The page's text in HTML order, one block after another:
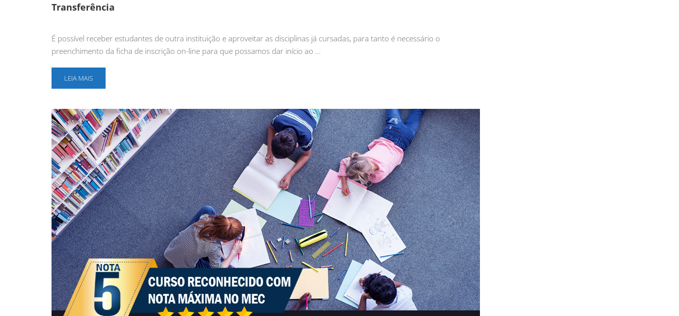
Transferência
É possível receber estudantes de outra instituição e aproveitar as disciplinas já cursadas, para tanto é necessário o
preenchimento da ficha de inscrição on-line para que possamos dar início ao …
LEIA MAIS